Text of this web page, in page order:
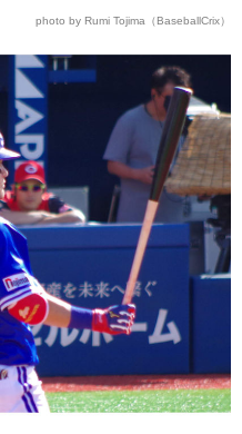
photo by Rumi Tojima（BaseballCrix）